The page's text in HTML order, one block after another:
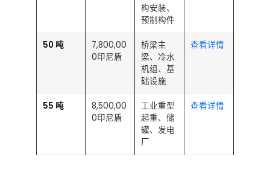
构安装、
预制构件
50 吨
7,800,00
0印尼盾
桥梁主
梁、冷水
机组、基
础设施
查看详情
55 吨
8,500,00
0印尼盾
工业重型
起重、储
罐、发电
厂
查看详情